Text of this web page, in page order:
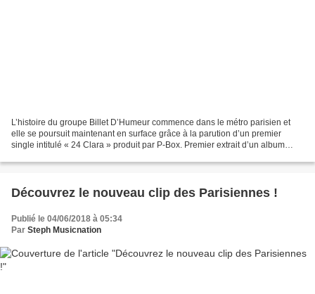
L’histoire du groupe Billet D’Humeur commence dans le métro parisien et
elle se poursuit maintenant en surface grâce à la parution d’un premier
single intitulé « 24 Clara » produit par P-Box. Premier extrait d’un album
Découvrez le nouveau clip des Parisiennes !
Publié le 04/06/2018 à 05:34
Par Steph Musicnation